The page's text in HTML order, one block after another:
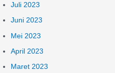
Juli 2023
Juni 2023
Mei 2023
April 2023
Maret 2023